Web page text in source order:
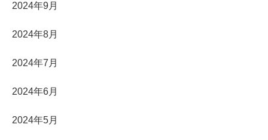
2024年9月
2024年8月
2024年7月
2024年6月
2024年5月